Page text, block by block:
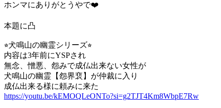
ホンマにありがとうやで❤️
本題に凸
⭐︎犬鳴山の幽霊シリーズ⭐︎
内容は3年前にYSPされ
無念、憎悪、怨みで成仏出来ない女性が
犬鳴山の幽霊【怨界裵】が仲裁に入り
成仏出来る様に頼みに来た
https://youtu.be/kEMOQLeONTo?si=g2TJT4Km8WbpE7Rw